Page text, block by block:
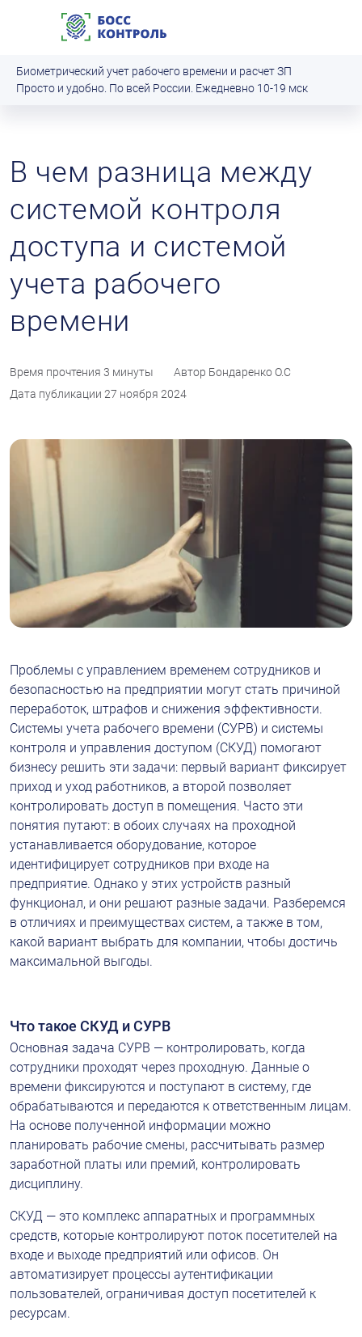
Биометрический учет рабочего времени и расчет ЗП
Просто и удобно. По всей России. Ежедневно 10‑19 мск
В чем разница между
системой контроля
доступа и системой
учета рабочего
времени
Время прочтения 3 минуты Автор Бондаренко О.С
Дата публикации 27 ноября 2024
Проблемы с управлением временем сотрудников и
безопасностью на предприятии могут стать причиной
переработок, штрафов и снижения эффективности.
Системы учета рабочего времени (СУРВ) и системы
контроля и управления доступом (СКУД) помогают
бизнесу решить эти задачи: первый вариант фиксирует
приход и уход работников, а второй позволяет
контролировать доступ в помещения. Часто эти
понятия путают: в обоих случаях на проходной
устанавливается оборудование, которое
идентифицирует сотрудников при входе на
предприятие. Однако у этих устройств разный
функционал, и они решают разные задачи. Разберемся
в отличиях и преимуществах систем, а также в том,
какой вариант выбрать для компании, чтобы достичь
максимальной выгоды.
Что такое СКУД и СУРВ
Основная задача СУРВ — контролировать, когда
сотрудники проходят через проходную. Данные о
времени фиксируются и поступают в систему, где
обрабатываются и передаются к ответственным лицам.
На основе полученной информации можно
планировать рабочие смены, рассчитывать размер
заработной платы или премий, контролировать
дисциплину.
СКУД — это комплекс аппаратных и программных
средств, которые контролируют поток посетителей на
входе и выходе предприятий или офисов. Он
автоматизирует процессы аутентификации
пользователей, ограничивая доступ посетителей к
ресурсам.